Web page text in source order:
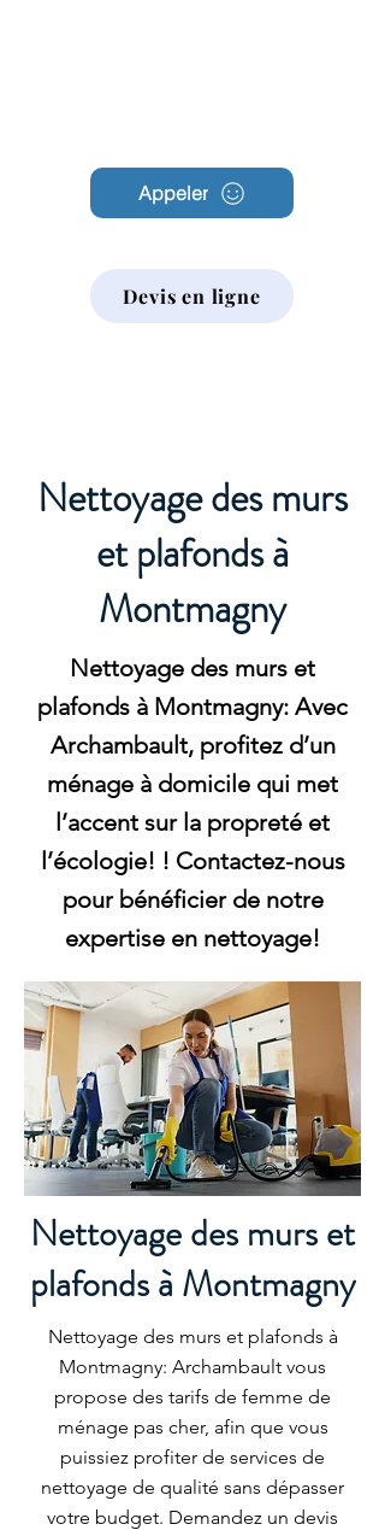
Appeler
Devis en ligne
Nettoyage des murs
et plafonds à
Montmagny
Nettoyage des murs et
plafonds à Montmagny: Avec
Archambault, profitez d’un
ménage à domicile qui met
l’accent sur la propreté et
l’écologie! ! Contactez-nous
pour bénéficier de notre
expertise en nettoyage!
Nettoyage des murs et
plafonds à Montmagny
Nettoyage des murs et plafonds à
Montmagny: Archambault vous
propose des tarifs de femme de
ménage pas cher, afin que vous
puissiez profiter de services de
nettoyage de qualité sans dépasser
votre budget. Demandez un devis